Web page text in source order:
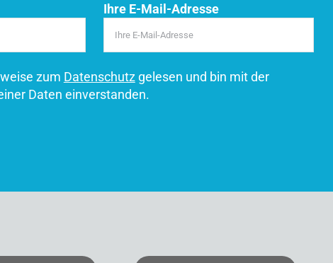
Ihre E-Mail-Adresse
zum Datenschutzgelesen und bin mit der
Daten einverstanden.